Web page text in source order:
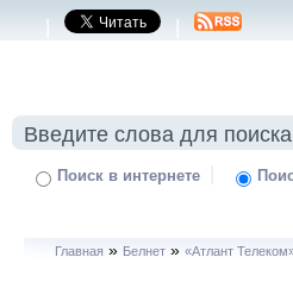
| |
Поиск в интернете |
Главная » Белнет »«Атлант